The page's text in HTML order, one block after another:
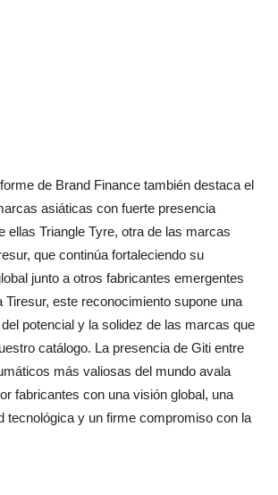
de Brand Finance también destaca el
asiáticas con fuerte presencia
ellas Triangle Tyre, otra de las marcas
que continúa fortaleciendo su
junto a otros fabricantes emergentes
Tiresur, este reconocimiento supone una
potencial y la solidez de las marcas que
catálogo. La presencia de Giti entre
más valiosas del mundo avala
fabricantes con una visión global, una
tecnológica y un firme compromiso con la